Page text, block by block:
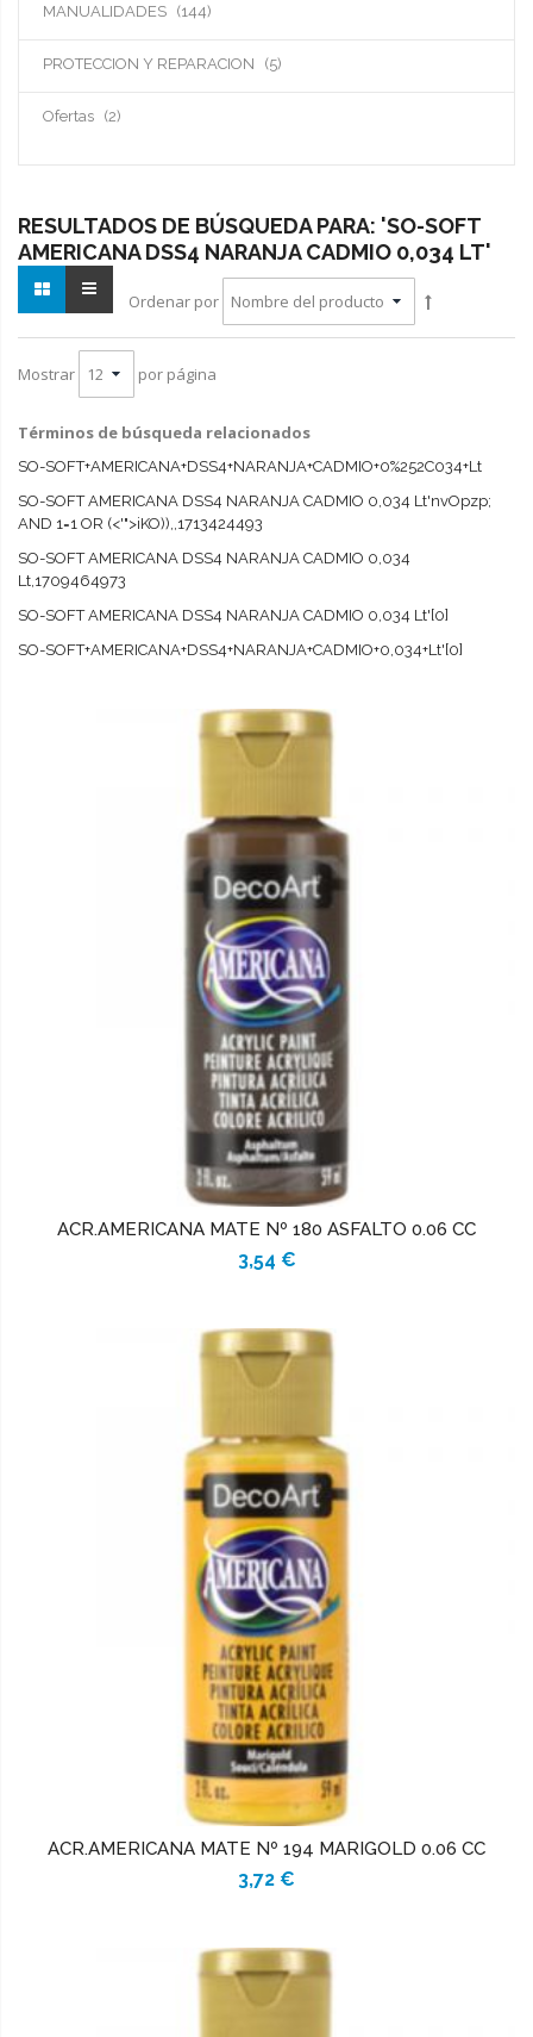
MANUALIDADES 144artículos
PROTECCION Y REPARACION 5artículos
Ofertas 2artículos
RESULTADOS DE BÚSQUEDA PARA: 'SO-SOFT
AMERICANA DSS4 NARANJA CADMIO 0,034 LT'
Ordenar por
Mostrar por página
Términos de búsqueda relacionados
SO-SOFT+AMERICANA+DSS4+NARANJA+CADMIO+0%252C034+Lt
SO-SOFT AMERICANA DSS4 NARANJA CADMIO 0,034 Lt'nvOpzp;
AND 1=1 OR (<'">iKO)),,1713424493
SO-SOFT AMERICANA DSS4 NARANJA CADMIO 0,034
Lt,1709464973
SO-SOFT AMERICANA DSS4 NARANJA CADMIO 0,034 Lt'[0]
SO-SOFT+AMERICANA+DSS4+NARANJA+CADMIO+0,034+Lt'[0]
ACR.AMERICANA MATE Nº 180 ASFALTO 0.06 CC
3,54 €
ACR.AMERICANA MATE Nº 194 MARIGOLD 0.06 CC
3,72 €